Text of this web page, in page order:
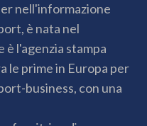
nell'informazione
è nata nel
l'agenzia stampa
le prime in Europa per
business, con una